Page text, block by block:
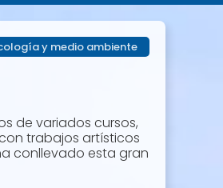
y medio ambiente
de variados cursos,
trabajos artísticos
conllevado esta gran